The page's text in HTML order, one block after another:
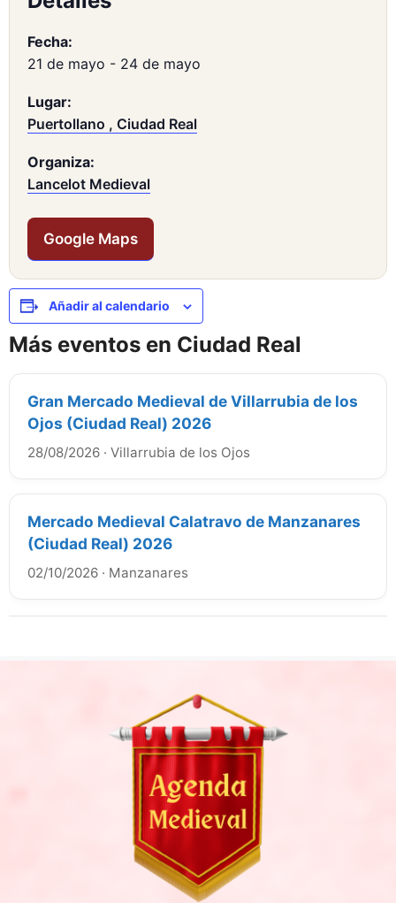
Fecha:
21 de mayo - 24 de mayo
Lugar:
Puertollano , Ciudad Real
Organiza:
Lancelot Medieval
Google Maps
Añadir al calendario
Más eventos en Ciudad Real
Gran Mercado Medieval de Villarrubia de los
Ojos (Ciudad Real) 2026
28/08/2026 · Villarrubia de los Ojos
Mercado Medieval Calatravo de Manzanares
(Ciudad Real) 2026
02/10/2026 · Manzanares